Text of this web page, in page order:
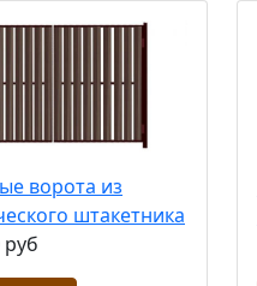
ворота из
штакетника
руб